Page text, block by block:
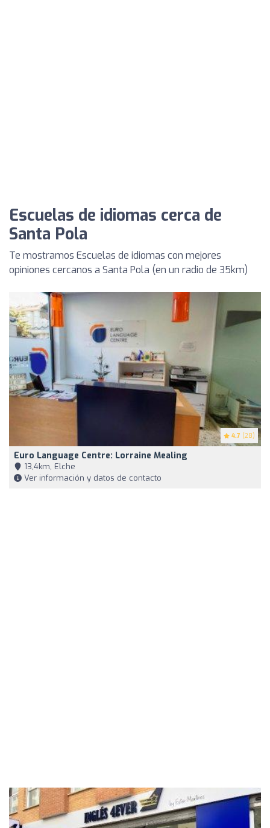
Escuelas de idiomas cerca de
Santa Pola
Te mostramos Escuelas de idiomas con mejores
opiniones cercanos a Santa Pola (en un radio de 35km)
4.7 (28)
Euro Language Centre: Lorraine Mealing
13,4km, Elche
Ver información y datos de contacto